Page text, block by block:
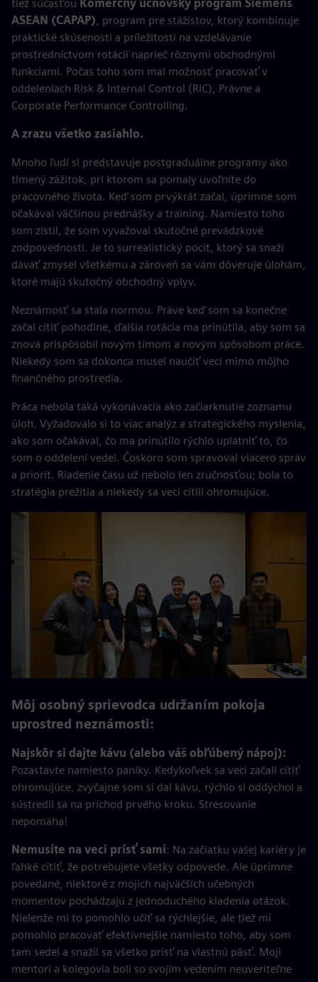
tiež súčasťou Komerčný učňovský program Siemens
ASEAN (CAPAP) , program pre stážistov, ktorý kombinuje
praktické skúsenosti a príležitosti na vzdelávanie
prostredníctvom rotácií naprieč rôznymi obchodnými
funkciami. Počas toho som mal možnosť pracovať v
oddeleniach Risk & Internal Control (RIC), Právne a
Corporate Performance Controlling.
A zrazu všetko zasiahlo.
Mnoho ľudí si predstavuje postgraduálne programy ako
tlmený zážitok, pri ktorom sa pomaly uvoľníte do
pracovného života. Keď som prvýkrát začal, úprimne som
očakával väčšinou prednášky a training. Namiesto toho
som zistil, že som vyvažoval skutočné prevádzkové
zodpovednosti. Je to surrealistický pocit, ktorý sa snaží
dávať zmysel všetkému a zároveň sa vám dôveruje úlohám,
ktoré majú skutočný obchodný vplyv.
Neznámosť sa stala normou. Práve keď som sa konečne
začal cítiť pohodlne, ďalšia rotácia ma prinútila, aby som sa
znova prispôsobil novým tímom a novým spôsobom práce.
Niekedy som sa dokonca musel naučiť veci mimo môjho
finančného prostredia.
Práca nebola taká vykonávacia ako začiarknutie zoznamu
úloh. Vyžadovalo si to viac analýz a strategického myslenia,
ako som očakával, čo ma prinútilo rýchlo uplatniť to, čo
som o oddelení vedel. Čoskoro som spravoval viacero správ
a priorít. Riadenie času už nebolo len zručnosťou; bola to
stratégia prežitia a niekedy sa veci cítili ohromujúce.
Môj osobný sprievodca udržaním pokoja
uprostred neznámosti:
Najskôr si dajte kávu (alebo váš obľúbený nápoj):
Pozastavte namiesto paniky. Kedykoľvek sa veci začali cítiť
ohromujúce, zvyčajne som si dal kávu, rýchlo si oddýchol a
sústredil sa na príchod prvého kroku. Stresovanie
nepomáha!
Nemusíte na veci prísť sami: Na začiatku vašej kariéry je
ľahké cítiť, že potrebujete všetky odpovede. Ale úprimne
povedané, niektoré z mojich najväčších učebných
momentov pochádzajú z jednoduchého kladenia otázok.
Nielenže mi to pomohlo učiť sa rýchlejšie, ale tiež mi
pomohlo pracovať efektívnejšie namiesto toho, aby som
tam sedel a snažil sa všetko prísť na vlastnú päsť. Moji
mentori a kolegovia boli so svojím vedením neuveriteľne